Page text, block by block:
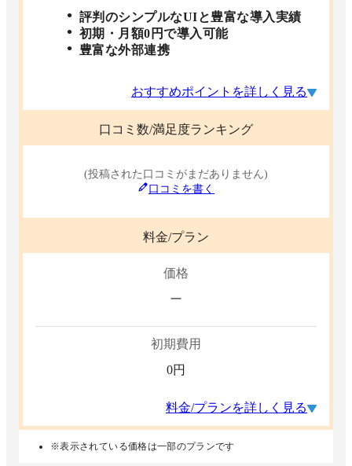
評判のシンプルなUIと豊富な導入実績
初期・月額0円で導入可能
豊富な外部連携
おすすめポイントを詳しく見る
口コミ数/満足度ランキング
(投稿された口コミがまだありません)
口コミを書く
料金/プラン
価格
ー
初期費用
0円
料金/プランを詳しく見る
※表示されている価格は一部のプランです